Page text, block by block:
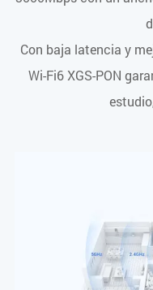
Con baja latencia y
Wi-Fi6 XGS-PON